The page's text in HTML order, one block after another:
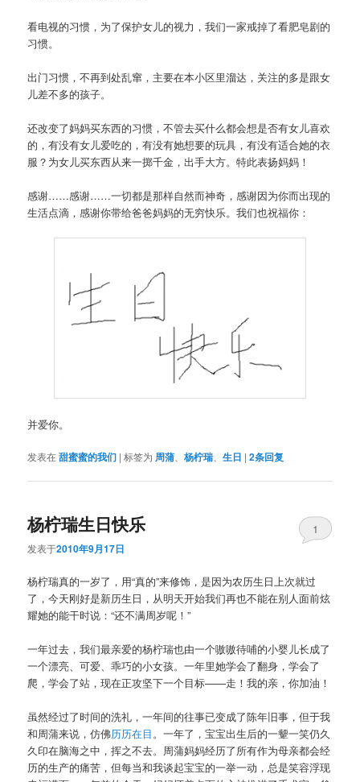
看电视的习惯，为了保护女儿的视力，我们一家戒掉了看肥皂剧的
习惯。
出门习惯，不再到处乱窜，主要在本小区里溜达，关注的多是跟女
儿差不多的孩子。
还改变了妈妈买东西的习惯，不管去买什么都会想是否有女儿喜欢
的，有没有女儿爱吃的，有没有她想要的玩具，有没有适合她的衣
服？为女儿买东西从来一掷千金，出手大方。特此表扬妈妈！
感谢……感谢……一切都是那样自然而神奇，感谢因为你而出现的
生活点滴，感谢你带给爸爸妈妈的无穷快乐。我们也祝福你：
并爱你。
发表在甜蜜蜜的我们 |标签为 周蒲 、杨柠瑞、生日 |2条回复
杨柠瑞生日快乐
发表于2010年9月17日
1
杨柠瑞真的一岁了，用“真的”来修饰，是因为农历生日上次就过
了，今天刚好是新历生日，从明天开始我们再也不能在别人面前炫
耀她的能干时说：“还不满周岁呢！”
一年过去，我们最亲爱的杨柠瑞也由一个嗷嗷待哺的小婴儿长成了
一个漂亮、可爱、乖巧的小女孩。一年里她学会了翻身，学会了
爬，学会了站，现在正攻坚下一个目标——走！我的亲，你加油！
虽然经过了时间的洗礼，一年间的往事已变成了陈年旧事，但于我
和周蒲来说，仿佛历历在目。一年了，宝宝出生后的一颦一笑仍久
久印在脑海之中，挥之不去。周蒲妈妈经历了所有作为母亲都会经
历的生产的痛苦，但每当和我谈起宝宝的一举一动，总是笑容浮现